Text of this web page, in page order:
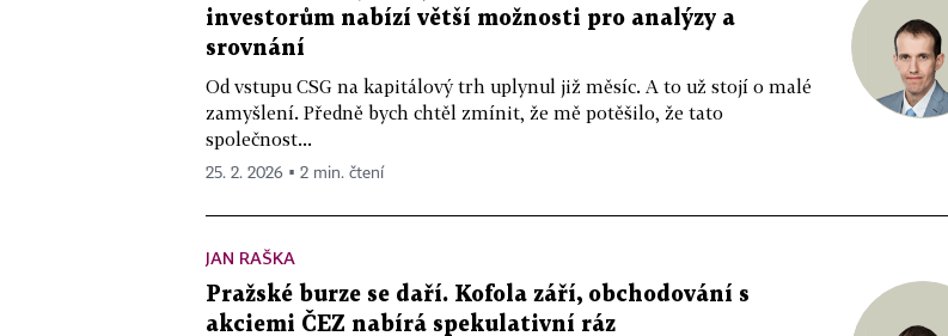
investorům nabízí větší možnosti pro analýzy a
srovnání
Od vstupu CSG na kapitálový trh uplynul již měsíc. A to už stojí o malé
zamyšlení. Předně bych chtěl zmínit, že mě potěšilo, že tato
společnost...
25. 2. 2026 ▪ 2 min. čtení
JAN RAŠKA
Pražské burze se daří. Kofola září, obchodování s
akciemi ČEZ nabírá spekulativní ráz